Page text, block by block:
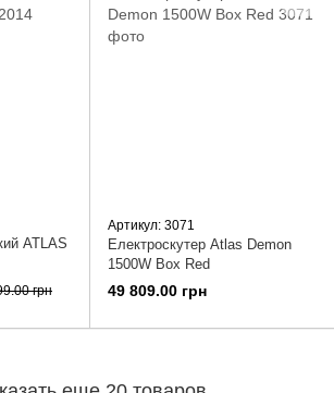
ATLAS
грн
Артикул: 3071
Електроскутер Atlas Demon
1500W Box Red
49 809.00 грн